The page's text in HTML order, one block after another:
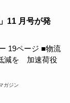
11 月号が発
19ページ ■物流
減を 加速荷役
ガジン